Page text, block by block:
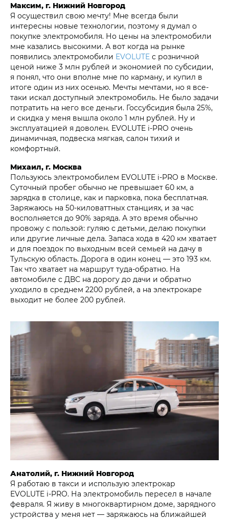
Максим, г. Нижний Новгород
Я осуществил свою мечту! Мне всегда были
интересны новые технологии, поэтому я думал о
покупке электромобиля. Но цены на электромобили
мне казались высокими. А вот когда на рынке
появились электромобили EVOLUTE с розничной
ценой ниже 3 млн рублей и экономией по субсидии,
я понял, что они вполне мне по карману, и купил в
итоге один из них осенью. Мечты мечтами, но я все-
таки искал доступный электромобиль. Не было задачи
потратить на него все деньги. Госсубсидия была 25%,
и скидка у меня вышла около 1 млн рублей. Ну и
эксплуатацией я доволен. EVOLUTE i‑PRO очень
динамичная, подвеска мягкая, салон тихий и
комфортный.
Михаил, г. Москва
Пользуюсь электромобилем EVOLUTE i‑PRO в Москве.
Суточный пробег обычно не превышает 60 км, а
зарядка в столице, как и парковка, пока бесплатная.
Заряжаюсь на 50-киловаттных станциях, и за час
восполняется до 90% заряда. А это время обычно
провожу с пользой: гуляю с детьми, делаю покупки
или другие личные дела. Запаса хода в 420 км хватает
и для поездок по выходным всей семьей на дачу в
Тульскую область. Дорога в один конец — это 193 км.
Так что хватает на маршрут туда-обратно. На
автомобиле с ДВС на дорогу до дачи и обратно
уходило в среднем 2200 рублей, а на электрокаре
выходит не более 200 рублей.
Анатолий, г. Нижний Новгород
Я работаю в такси и использую электрокар
EVOLUTE i‑PRO. На электромобиль пересел в начале
февраля. Я живу в многоквартирном доме, зарядного
устройства у меня нет — заряжаюсь на ближайшей